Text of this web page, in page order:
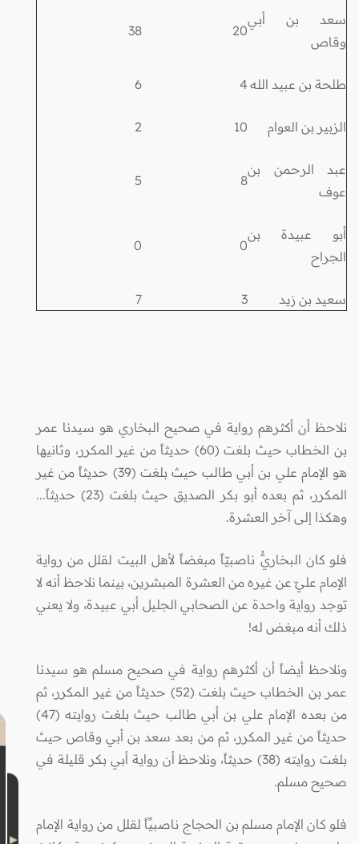
سعد بن أبي
وقاص
20
38
طلحة بن عبيد الله4
6
الزبير بن العوام 10
2
عبد الرحمن بن
عوف
8
5
أبو عبيدة بن
الجراح
0
0
سعيد بن زيد 3
7
نلاحظ أن أكثرهم رواية في صحيح البخاري هو سيدنا عمر
بن الخطاب حيث بلغت (60) حديثاً من غير المكرر، وثانيها
هو الإمام علي بن أبي طالب حيث بلغت (39) حديثاً من غير
المكرر، ثم بعده أبو بكر الصديق حيث بلغت (23) حديثاً...
وهكذا إلى آخر العشرة.
فلو كان البخاريُّ ناصبيّاً مبغضاً لأهل البيت لقلل من رواية
الإمام عليّ عن غيره من العشرة المبشرين، بينما نلاحظ أنه لا
توجد رواية واحدة عن الصحابي الجليل أبي عبيدة، ولا يعني
ذلك أنه مبغض له!
ونلاحظ أيضاً أن أكثرهم رواية في صحيح مسلم هو سيدنا
عمر بن الخطاب حيث بلغت (52) حديثاً من غير المكرر، ثم
من بعده الإمام علي بن أبي طالب حيث بلغت روايته (47)
حديثاً من غير المكرر، ثم من بعد سعد بن أبي وقاص حيث
بلغت روايته (38) حديثاً، ونلاحظ أن رواية أبي بكر قليلة في
صحيح مسلم.
فلو كان الإمام مسلم بن الحجاج ناصبيِّاً لقلل من رواية الإمام